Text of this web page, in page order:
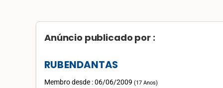
Anúncio publicado por :
RUBENDANTAS
Membro desde : 06/06/2009 (17 Anos)